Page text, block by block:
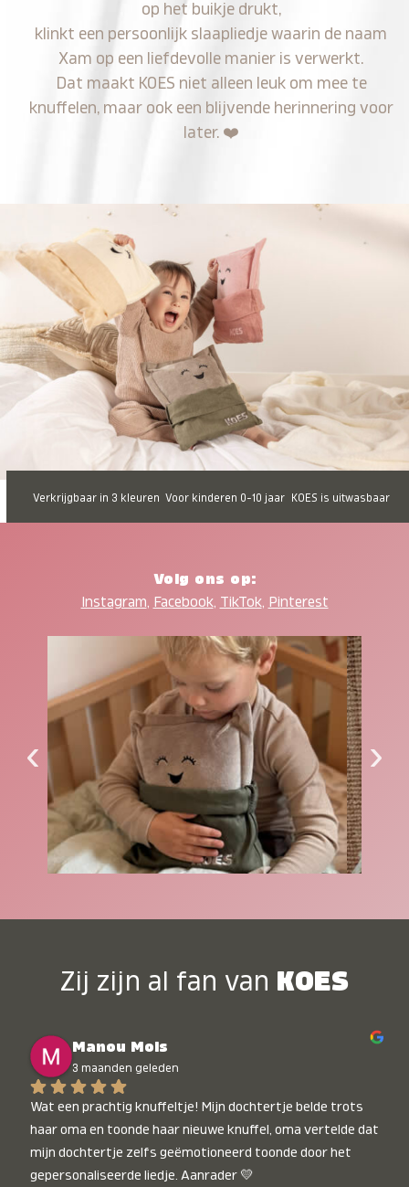
op het buikje drukt,
klinkt een persoonlijk slaapliedje waarin de naam
Xam op een liefdevolle manier is verwerkt.
Dat maakt KOES niet alleen leuk om mee te
knuffelen, maar ook een blijvende herinnering voor
later. ❤️
Verkrijgbaar in 3 kleuren Voor kinderen 0-10 jaar KOES is uitwasbaar
Volg ons op:
Instagram, Facebook, TikTok, Pinterest
‹ ›
Zij zijn al fan van KOES
Manou Mols
3 maanden geleden
Wat een prachtig knuffeltje! Mijn dochtertje belde trots
haar oma en toonde haar nieuwe knuffel, oma vertelde dat
mijn dochtertje zelfs geëmotioneerd toonde door het
gepersonaliseerde liedje. Aanrader 💛